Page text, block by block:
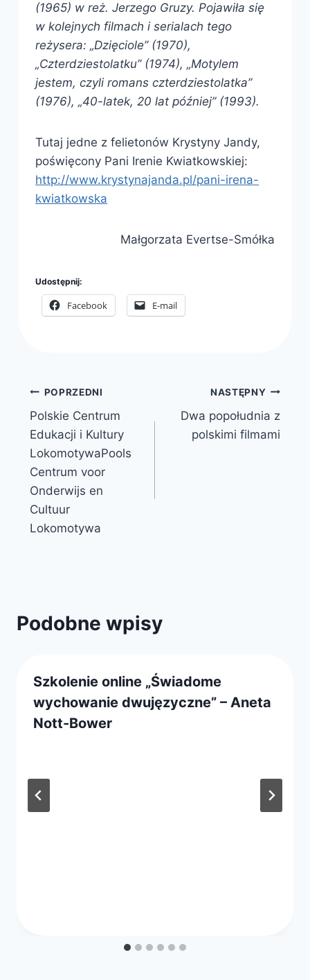
(1965) w reż. Jerzego Gruzy. Pojawiła się
w kolejnych filmach i serialach tego
reżysera: „Dzięciole” (1970),
„Czterdziestolatku” (1974), „Motylem
jestem, czyli romans czterdziestolatka”
(1976), „40-latek, 20 lat później” (1993).
Tutaj jedne z felietonów Krystyny Jandy,
poświęcony Pani Irenie Kwiatkowskiej:
http://www.krystynajanda.pl/pani-irena-
kwiatkowska
Małgorzata Evertse-Smółka
Udostępnij:
Facebook E-mail
Nawigacja
wpisu
POPRZEDNI
Polskie Centrum
Edukacji i Kultury
LokomotywaPools
Centrum voor
Onderwijs en
Cultuur
Lokomotywa
NASTĘPNY
Dwa popołudnia z
polskimi filmami
Podobne wpisy
Szkolenie online „Świadome
wychowanie dwujęzyczne” – Aneta
Nott-Bower
zarząd